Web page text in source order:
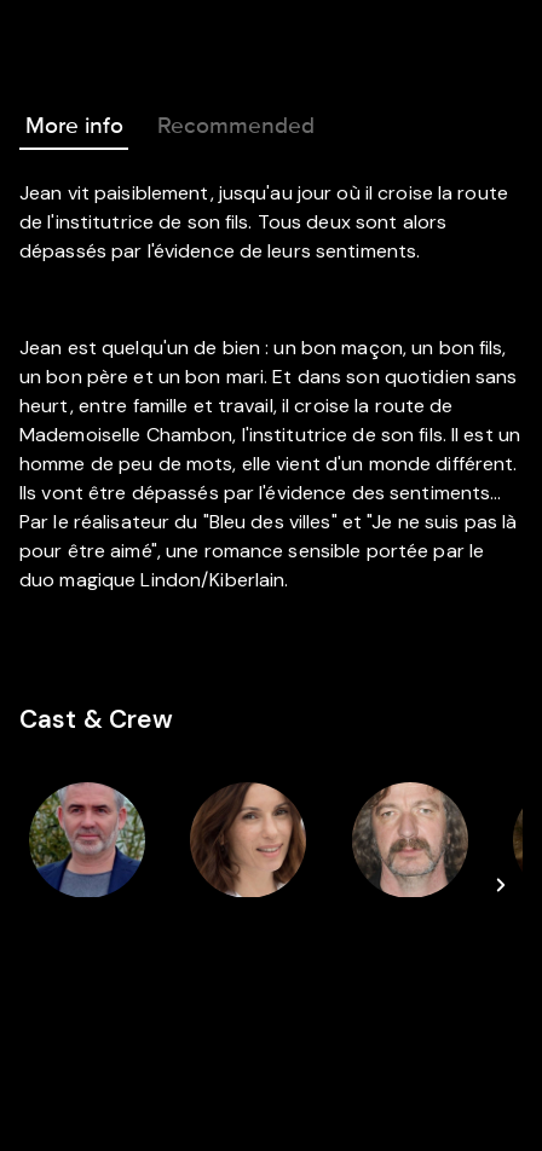
More info Recommended
Jean vit paisiblement, jusqu'au jour où il croise la route
de l'institutrice de son fils. Tous deux sont alors
dépassés par l'évidence de leurs sentiments.
Jean est quelqu'un de bien : un bon maçon, un bon fils,
un bon père et un bon mari. Et dans son quotidien sans
heurt, entre famille et travail, il croise la route de
Mademoiselle Chambon, l'institutrice de son fils. Il est un
homme de peu de mots, elle vient d'un monde différent.
Ils vont être dépassés par l'évidence des sentiments...
Par le réalisateur du "Bleu des villes" et "Je ne suis pas là
pour être aimé", une romance sensible portée par le
duo magique Lindon/Kiberlain.
Cast & Crew